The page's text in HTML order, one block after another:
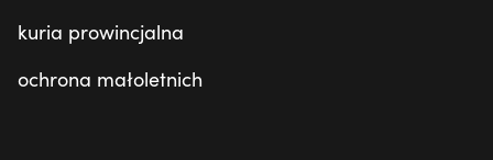
kuria prowincjalna
ochrona małoletnich